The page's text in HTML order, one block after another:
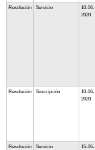
Resolución Servicio
10-06-
2020
Resolución Suscripción
10-06-
2020
Resolución Servicio
15-06-